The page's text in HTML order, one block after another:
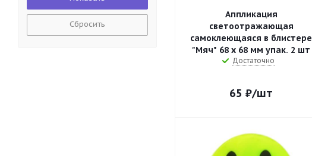
Аппликация
светоотражающая
самоклеющаяся в блистере
"Мяч" 68 х 68 мм упак. 2 шт
Достаточно
65 ₽/шт
Сбросить